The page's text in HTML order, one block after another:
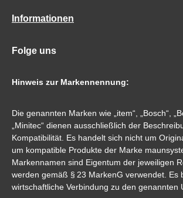
Informationen
Folge uns
Hinweis zur Markennennung:
Die genannten Marken wie „item“, „Bosch“,
„Minitec“ dienen ausschließlich der
Kompatibilität. Es handelt sich nicht um
um kompatible Produkte der Marke
Markennamen sind Eigentum der jeweiligen
werden gemäß § 23 MarkenG verwendet. Es
wirtschaftliche Verbindung zu den genannten